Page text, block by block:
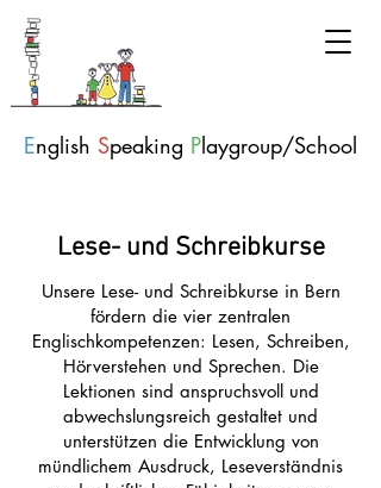
English Speaking Playgroup/School
Lese- und Schreibkurse
Unsere Lese- und Schreibkurse in Bern
fördern die vier zentralen
Englischkompetenzen: Lesen, Schreiben,
Hörverstehen und Sprechen. Die
Lektionen sind anspruchsvoll und
abwechslungsreich gestaltet und
unterstützen die Entwicklung von
mündlichem Ausdruck, Leseverständnis